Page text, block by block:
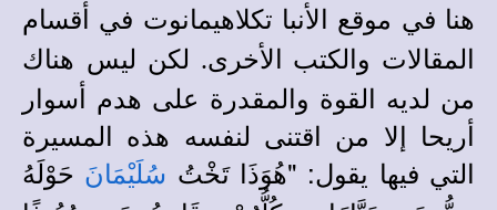
هنا في موقع الأنبا تكلاهيمانوت في أقسام
المقالات والكتب الأخرى. لكن ليس هناك
من لديه القوة والمقدرة على هدم أسوار
أريحا إلا من اقتنى لنفسه هذه المسيرة
التي فيها يقول: "هُوَذَا تَخْتُ سُلَيْمَانَ حَوْلَهُ